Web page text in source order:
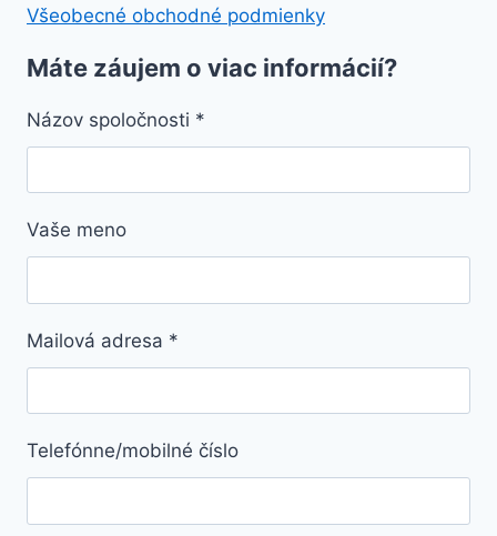
Všeobecné obchodné podmienky
Máte záujem o viac informácií?
Názov spoločnosti *
Vaše meno
Mailová adresa *
Telefónne/mobilné číslo